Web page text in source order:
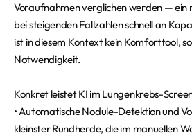
Voraufnahmen verglichen werden — ein
bei steigenden Fallzahlen schnell an
ist in diesem Kontext kein Komforttool,
Notwendigkeit.
Konkret leistet KI im Lungenkrebs-
• Automatische Nodule-Detektion und
kleinster Rundherde, die im manuellen